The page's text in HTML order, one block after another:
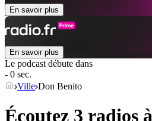
En savoir plus
En savoir plus
Le podcast débute dans
- 0 sec.
Ville Don Benito
Écoutez 3 radios à